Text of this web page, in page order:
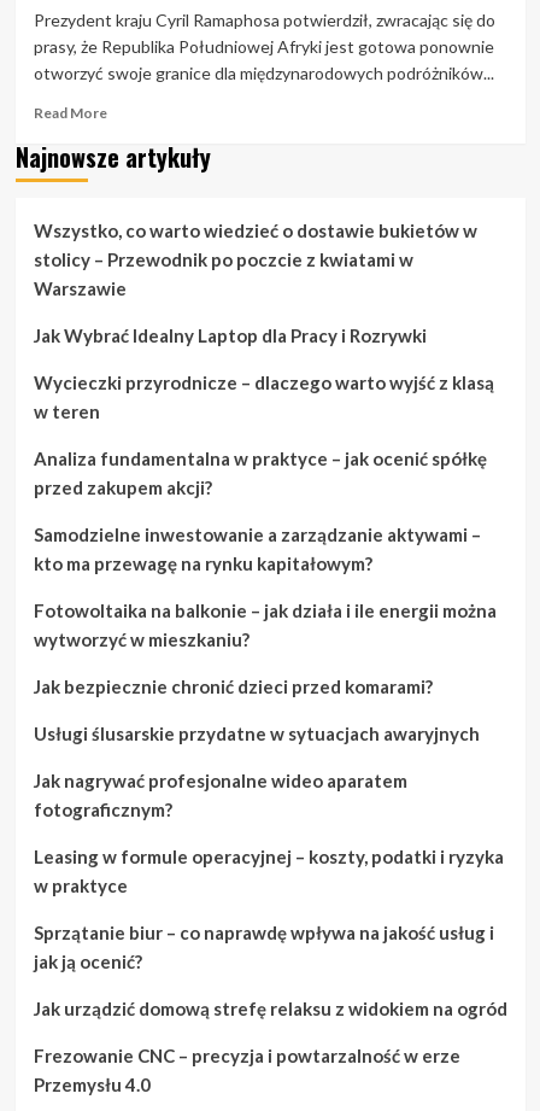
swój
telefon
komórkowy
Prezydent kraju Cyril Ramaphosa potwierdził, zwracając się do
prasy, że Republika Południowej Afryki jest gotowa ponownie
otworzyć swoje granice dla międzynarodowych podróżników...
Read MoreRead
about
Republika
planuje
otwarcie
granic
turystów
od
Najnowsze artykuły
Wszystko, co warto wiedzieć o dostawie bukietów w
stolicy – Przewodnik po poczcie z kwiatami w
Warszawie
Jak Wybrać Idealny Laptop dla Pracy i Rozrywki
Wycieczki przyrodnicze – dlaczego warto wyjść z klasą
w teren
Analiza fundamentalna w praktyce – jak ocenić spółkę
przed zakupem akcji?
Samodzielne inwestowanie a zarządzanie aktywami –
kto ma przewagę na rynku kapitałowym?
Fotowoltaika na balkonie – jak działa i ile energii można
wytworzyć w mieszkaniu?
Jak bezpiecznie chronić dzieci przed komarami?
Usługi ślusarskie przydatne w sytuacjach awaryjnych
Jak nagrywać profesjonalne wideo aparatem
fotograficznym?
Leasing w formule operacyjnej – koszty, podatki i ryzyka
w praktyce
Sprzątanie biur – co naprawdę wpływa na jakość usług i
jak ją ocenić?
Jak urządzić domową strefę relaksu z widokiem na ogród
Frezowanie CNC – precyzja i powtarzalność w erze
Przemysłu 4.0